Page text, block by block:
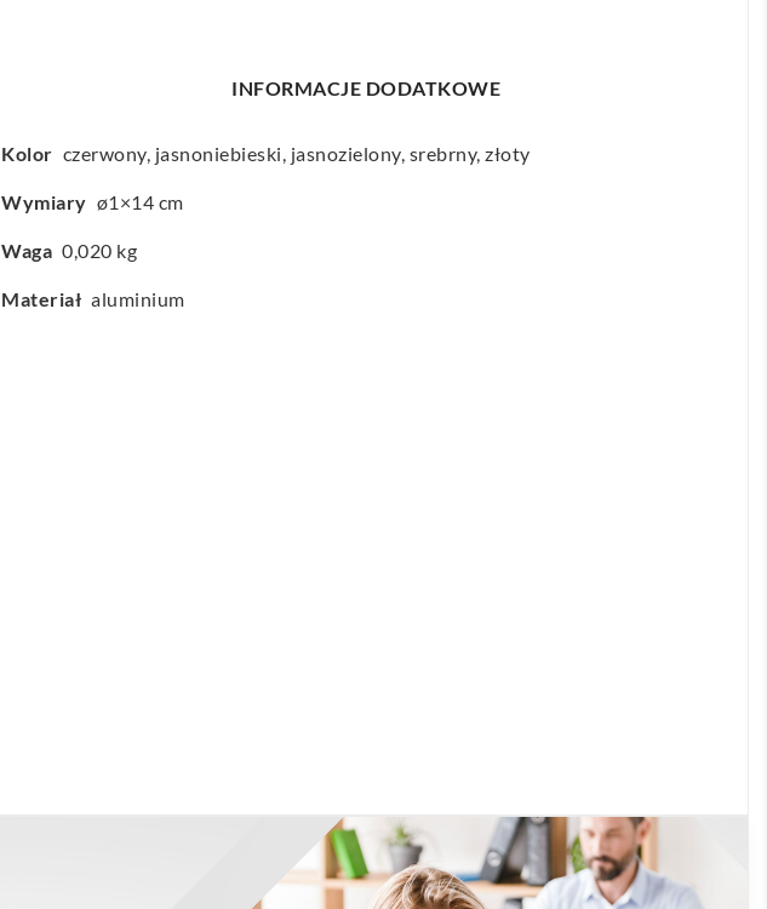
INFORMACJE DODATKOWE
Kolor czerwony, jasnoniebieski, jasnozielony, srebrny, złoty
Wymiary ø1×14 cm
Waga 0,020 kg
Materiał aluminium